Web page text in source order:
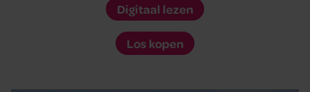
Digitaal lezen
Los kopen